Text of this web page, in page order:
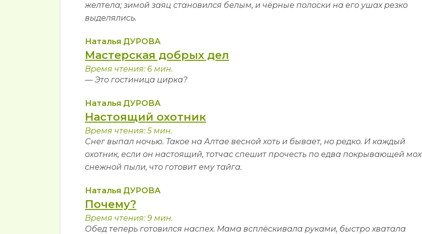
желтела; зимой заяц становился белым, и чёрные полоски на его ушах резко
выделялись.
Наталья ДУРОВА
Мастерская добрых дел
Время чтения: 6 мин.
— Это гостиница цирка?
Наталья ДУРОВА
Настоящий охотник
Время чтения: 5 мин.
Снег выпал ночью. Такое на Алтае весной хоть и бывает, но редко. И каждый
охотник, если он настоящий, тотчас спешит прочесть по едва покрывающей мох
снежной пыли, что готовит ему тайга.
Наталья ДУРОВА
Почему?
Время чтения: 9 мин.
Обед теперь готовился наспех. Мама всплёскивала руками, быстро хватала